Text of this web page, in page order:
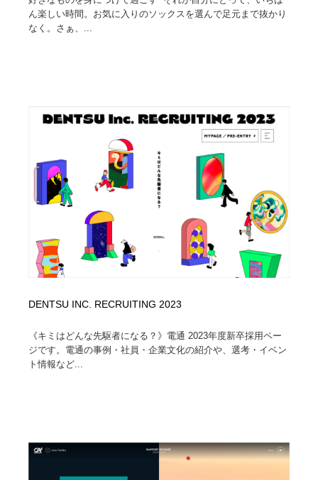
ん楽しい時間。お気に入りのソックスを選んで足元まで抜かり
なく。さぁ、...
DENTSU INC. RECRUITING 2023
《キミはどんな先駆者になる？》電通 2023年度新卒採用ペー
ジです。電通の事例・社員・企業文化の紹介や、選考・イベン
ト情報など...